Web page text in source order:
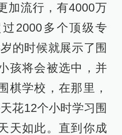
加流行，有4000万
2000多个顶级专
的时候就展示了围
孩将会被选中，并
棋学校，在那里，
花12个小时学习围
天如此。直到你成